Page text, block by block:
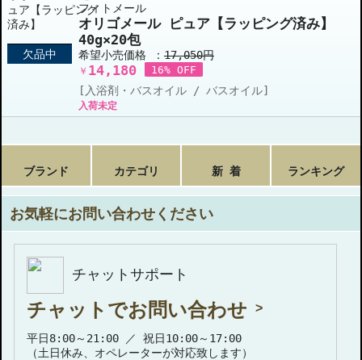
欠品中
フィトメール
オリゴメール ピュア【ラッピング済み】
40g×20包
希望小売価格 ： 17,050円
￥ 14,180 16% OFF
[入浴剤・バスオイル / バスオイル]
入荷未定
ブランド カテゴリ 新 着 ランキング
お気軽にお問い合わせください
チャットサポート
チャットでお問い合わせ
平日8:00～21:00 ／ 祝日10:00～17:00
（土日休み、オペレーターが対応致します）